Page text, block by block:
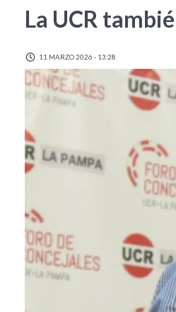
La UCR
11 MARZO 2026 - 13:28